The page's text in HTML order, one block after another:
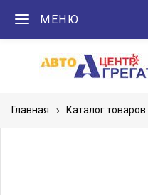
МЕНЮ
Главная Каталог товаров